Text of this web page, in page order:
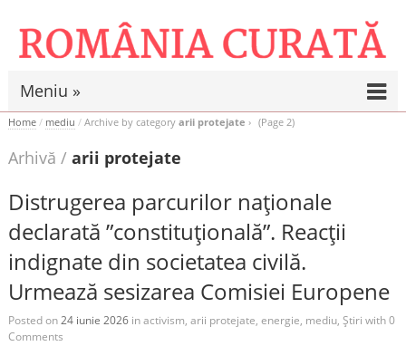
Meniu »
Home / mediu / Archive by category arii protejate (Page 2)
Arhivă / arii protejate
Distrugerea parcurilor naționale
declarată ”constituțională”. Reacții
indignate din societatea civilă.
Urmează sesizarea Comisiei Europene
Posted on24 iunie 2026inactivism, arii protejate, energie, mediu, Știri with0
Comments